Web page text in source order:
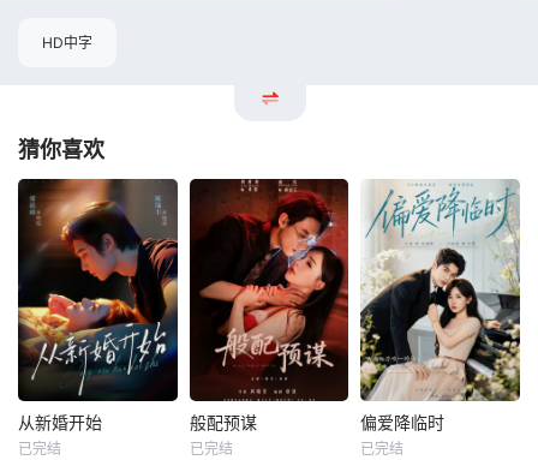
HD中字
猜你喜欢
从新婚开始
已完结
般配预谋
已完结
偏爱降临时
已完结